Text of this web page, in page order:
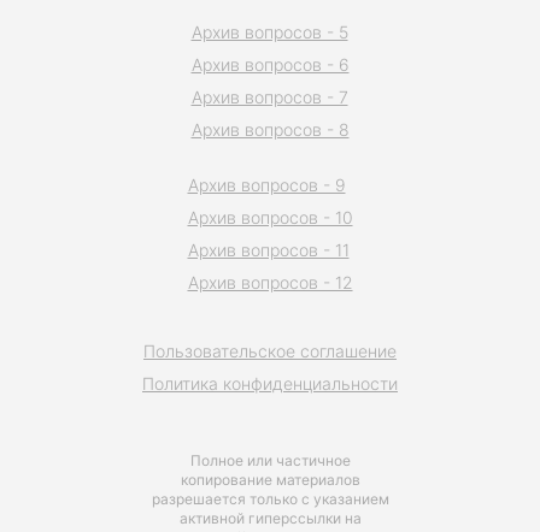
Полное или частичное
копирование материалов
разрешается только с указанием
активной гиперссылки на
Пользовательское соглашение
Политика конфиденциальности
Архив вопросов - 5
Архив вопросов - 6
Архив вопросов - 7
Архив вопросов - 8
Архив вопросов - 9
Архив вопросов - 10
Архив вопросов - 11
Архив вопросов - 12